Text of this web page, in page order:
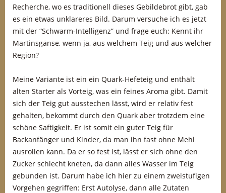
Recherche, wo es traditionell dieses Gebildebrot gibt, gab
es ein etwas unklareres Bild. Darum versuche ich es jetzt
mit der “Schwarm-Intelligenz” und frage euch: Kennt ihr
Martinsgänse, wenn ja, aus welchem Teig und aus welcher
Region?
Meine Variante ist ein ein Quark-Hefeteig und enthält
alten Starter als Vorteig, was ein feines Aroma gibt. Damit
sich der Teig gut ausstechen lässt, wird er relativ fest
gehalten, bekommt durch den Quark aber trotzdem eine
schöne Saftigkeit. Er ist somit ein guter Teig für
Backanfänger und Kinder, da man ihn fast ohne Mehl
ausrollen kann. Da er so fest ist, lässt er sich ohne den
Zucker schlecht kneten, da dann alles Wasser im Teig
gebunden ist. Darum habe ich hier zu einem zweistufigen
Vorgehen gegriffen: Erst Autolyse, dann alle Zutaten